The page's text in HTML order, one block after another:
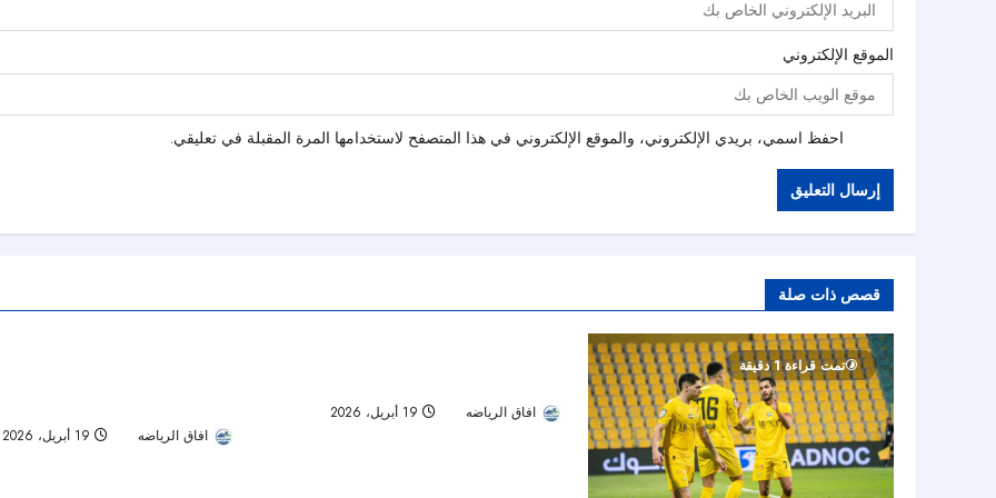
الموقع الإلكتروني
احفظ اسمي، بريدي الإلكتروني، والموقع الإلكتروني في هذا المتصفح لاستخدامها المرة المقبلة في تعليقي.
قصص ذات صلة
تمت قراءة 1 دقيقة
افاق الرياضه
افاق الرياضه